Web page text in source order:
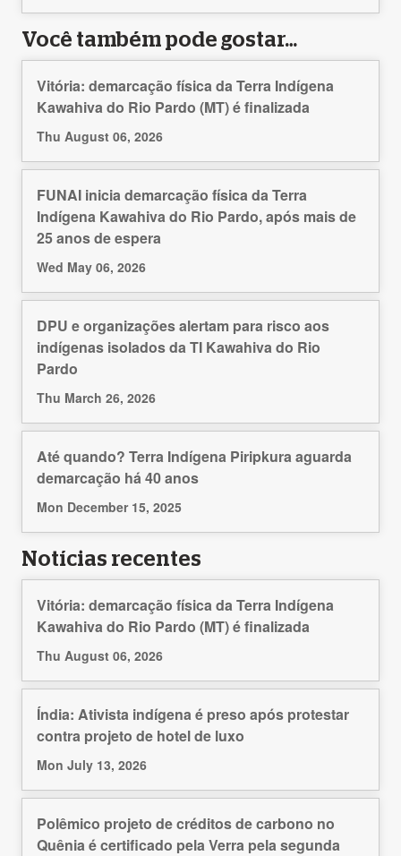
Você também pode gostar…
Vitória: demarcação física da Terra Indígena
Kawahiva do Rio Pardo (MT) é finalizada
Thu August 06, 2026
FUNAI inicia demarcação física da Terra
Indígena Kawahiva do Rio Pardo, após mais de
25 anos de espera
Wed May 06, 2026
DPU e organizações alertam para risco aos
indígenas isolados da TI Kawahiva do Rio
Pardo
Thu March 26, 2026
Até quando? Terra Indígena Piripkura aguarda
demarcação há 40 anos
Mon December 15, 2025
Notícias recentes
Vitória: demarcação física da Terra Indígena
Kawahiva do Rio Pardo (MT) é finalizada
Thu August 06, 2026
Índia: Ativista indígena é preso após protestar
contra projeto de hotel de luxo
Mon July 13, 2026
Polêmico projeto de créditos de carbono no
Quênia é certificado pela Verra pela segunda